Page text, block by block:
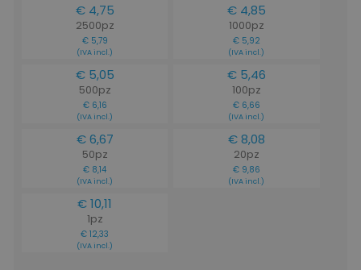
€ 4,75
2500pz
€ 5,79
(IVA incl.)
€ 4,85
1000pz
€ 5,92
(IVA incl.)
€ 5,05
500pz
€ 6,16
(IVA incl.)
€ 5,46
100pz
€ 6,66
(IVA incl.)
€ 6,67
50pz
€ 8,14
(IVA incl.)
€ 8,08
20pz
€ 9,86
(IVA incl.)
€ 10,11
1pz
€ 12,33
(IVA incl.)